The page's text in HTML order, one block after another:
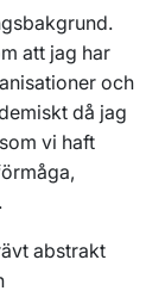
att jag har
och
då jag
vi haft
abstrakt